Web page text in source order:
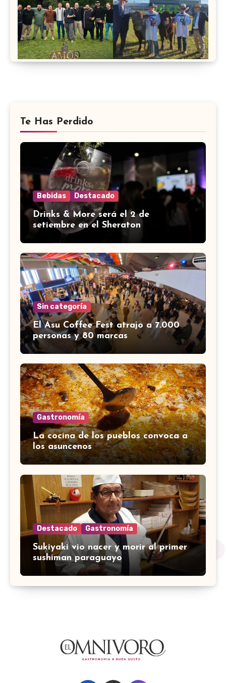
Te Has Perdido
Bebidas Destacado
Drinks & More será el 2 de
setiembre en el Sheraton
Sin categoría
El Asu Coffee Fest atrajo a 7.000
personas y 80 marcas
Gastronomía
La cocina de los pueblos convoca a
los asuncenos
Destacado Gastronomía
Sukiyaki vio nacer y morir al primer
sushiman paraguayo